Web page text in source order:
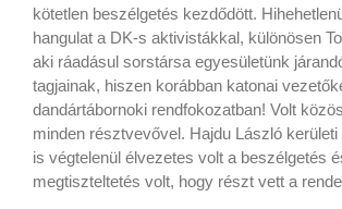
kötetlen beszélgetés kezdődött.
hangulat a DK-s aktivistákkal, különösen
aki ráadásul sorstársa egyesületünk
tagjainak, hiszen korábban katonai
dandártábornoki rendfokozatban! Volt
minden résztvevővel. Hajdu László
is végtelenül élvezetes volt a beszélgetés
megtiszteltetés volt, hogy részt vett a